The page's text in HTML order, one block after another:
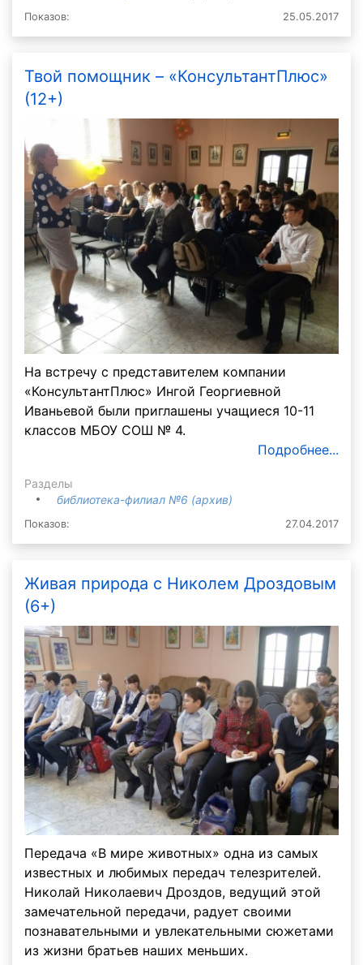
Показов: 25.05.2017
Твой помощник – «КонсультантПлюс»
(12+)
На встречу с представителем компании
«КонсультантПлюс» Ингой Георгиевной
Иваньевой были приглашены учащиеся 10-11
классов МБОУ СОШ № 4.
Подробнее...
Разделы
библиотека-филиал №6 (архив)
Показов: 27.04.2017
Живая природа с Николем Дроздовым
(6+)
Передача «В мире животных» одна из самых
известных и любимых передач телезрителей.
Николай Николаевич Дроздов, ведущий этой
замечательной передачи, радует своими
познавательными и увлекательными сюжетами
из жизни братьев наших меньших.